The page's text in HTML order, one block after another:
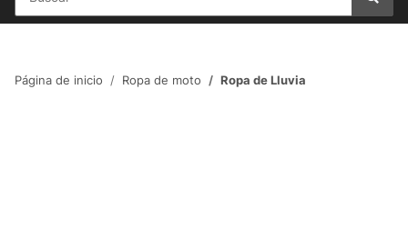
Página de inicio Ropa de moto Ropa de Lluvia